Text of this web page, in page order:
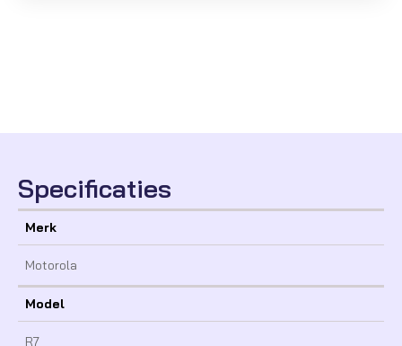
Specificaties
Merk
Motorola
Model
R7